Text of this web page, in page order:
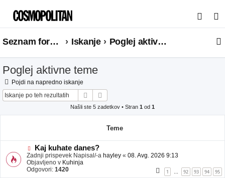
s
a
Seznam forumov Iskanje Poglej aktivne teme
Poglej aktivne teme
Pojdi na napredno iskanje
Iskanje
Našli ste 5 zadetkov • Stran 1 od 1
Teme
N
o
v
e
Kaj kuhate danes?
Zadnji prispevek Napisal/-a hayley « 08. Avg. 2026 9:13
Objavljeno v Kuhinja
Odgovori: 1420 1 … 92 93 94 95